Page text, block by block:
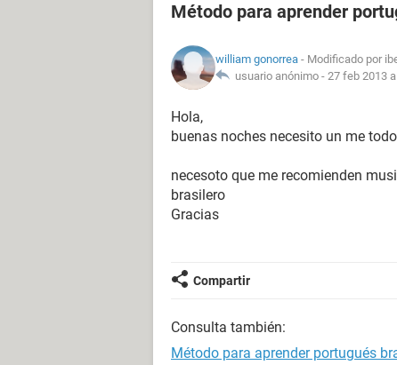
Método para aprender
william gonorrea - Modificado por
usuario anónimo - 27 feb 2013
Hola,
buenas noches necesito un me
necesoto que me recomienden
brasilero
Gracias
Compartir
Consulta también:
Método para aprender portugués